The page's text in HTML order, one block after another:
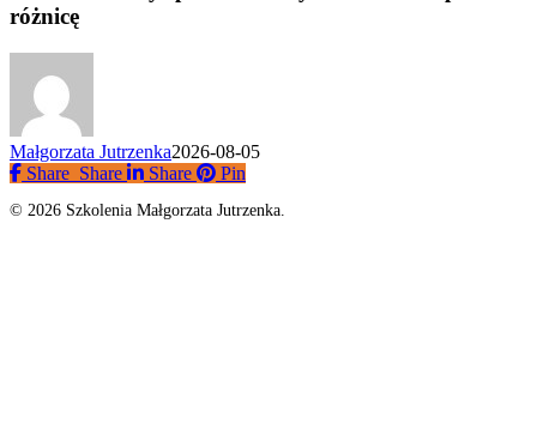
autyzmu?
różnicę
Małgorzata Jutrzenka2026-08-05
Share
Share Share Share Pin
© 2026 Szkolenia Małgorzata Jutrzenka.